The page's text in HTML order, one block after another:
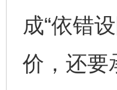
成“依错
价，还要